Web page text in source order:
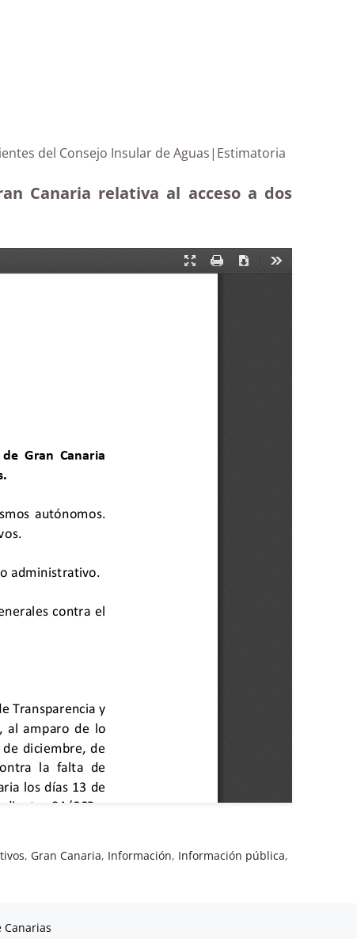
del Consejo Insular de Aguas|Estimatoria
Canaria relativa al acceso a dos
, Gran Canaria, Información, Información pública,